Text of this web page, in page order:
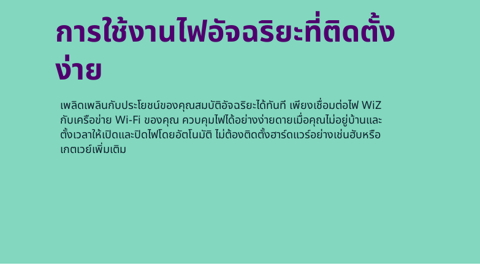
การใช้งานไฟอัจฉริยะที่ติดตั้ง
ง่าย
เพลิดเพลินกับประโยชน์ของคุณสมบัติอัจฉริยะได้ทันที เพียงเชื่อมต่อไฟ WiZ
กับเครือข่าย Wi-Fi ของคุณ ควบคุมไฟได้อย่างง่ายดายเมื่อคุณไม่อยู่บ้านและ
ตั้งเวลาให้เปิดและปิดไฟโดยอัตโนมัติ ไม่ต้องติดตั้งฮาร์ดแวร์อย่างเช่นฮับหรือ
เกตเวย์เพิ่มเติม